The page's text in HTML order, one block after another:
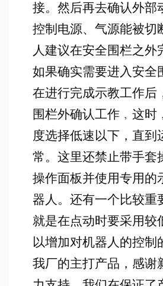
接。然后再去确认外部
控制电源、气源能被切
人建议在安全围栏之外
如果确实需要进入安全
在进行完成示教工作后
围栏外确认工作﹐这时
度选择低速以下，直到
常。这里还禁止带手套
操作面板并使用专用的
器人。还有一个比较重
就是在点动时要采用较
以增加对机器人的控制
我厂的主打产品，感谢